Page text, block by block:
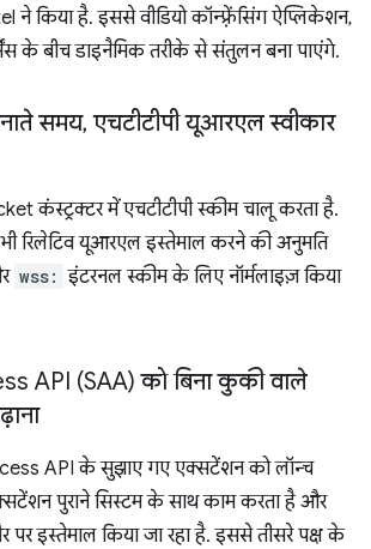
किया है. इससे वीडियो कॉन्फ़्रेंसिंग ऐप्लिकेशन,
के बीच डाइनैमिक तरीके से संतुलन बना पाएंगे.
समय, एचटीटीपी यूआरएल स्वीकार
कंस्ट्रक्टर में एचटीटीपी स्कीम चालू करता है.
रिलेटिव यूआरएल इस्तेमाल करने की अनुमति
wss: इंटरनल स्कीम के लिए नॉर्मलाइज़ किया
API (SAA) को बिना कुकी वाले
API के सुझाए गए एक्सटेंशन को लॉन्च
पुराने सिस्टम के साथ काम करता है और
पर इस्तेमाल किया जा रहा है. इससे तीसरे पक्ष के